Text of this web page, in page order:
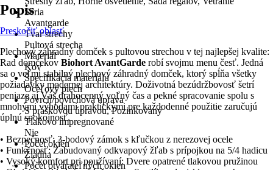
Séria
Avantgarde
Tvar strechy
Pultová strecha
Materiál
Kov
Špecifikácia materiálu
Oceľový plech
Povrch/povrchová úprava
S práškovou úpravou, Pozinkovaný
Tlakovo impregnované
Nie
Počet okien
Žiadna
Počet otvárateľných okien
Popis
Preskočiť oblasť
Plechový záhradný domček s pultovou strechou v tej najlepšej kvalite:
Rad domčekov Biohort AvantGarde robí svojmu menu česť. Jedná
sa o veľmi stabilný plechový záhradný domček, ktorý spĺňa všetky
požiadavky modernej architektúry. Doživotná bezúdržbovosť šetrí
peniaze aj Váš drahocenný voľný čas a pekné spracovanie spolu s
mnohými výhodami praktickými pre každodenné použitie zaručujú
úplnú spokojnosť.
• Bezpečnosť: 3-bodový zámok s kľučkou z nerezovej ocele
• Funkčnosť: Zabudovaný odkvapový žľab s prípojkou na 5/4 hadicu
• Vysoký komfort pri používaní: Dvere opatrené tlakovou pružinou